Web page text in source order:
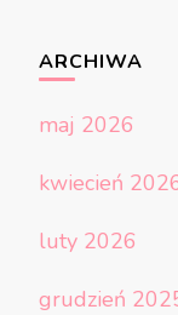
ARCHIWA
maj 2026
kwiecień
luty 2026
grudzień